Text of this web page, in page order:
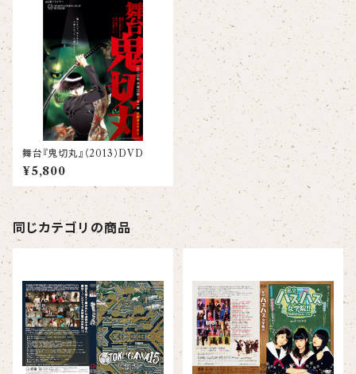
舞台『鬼切丸』（2013）DVD
¥5,800
同じカテゴリの商品